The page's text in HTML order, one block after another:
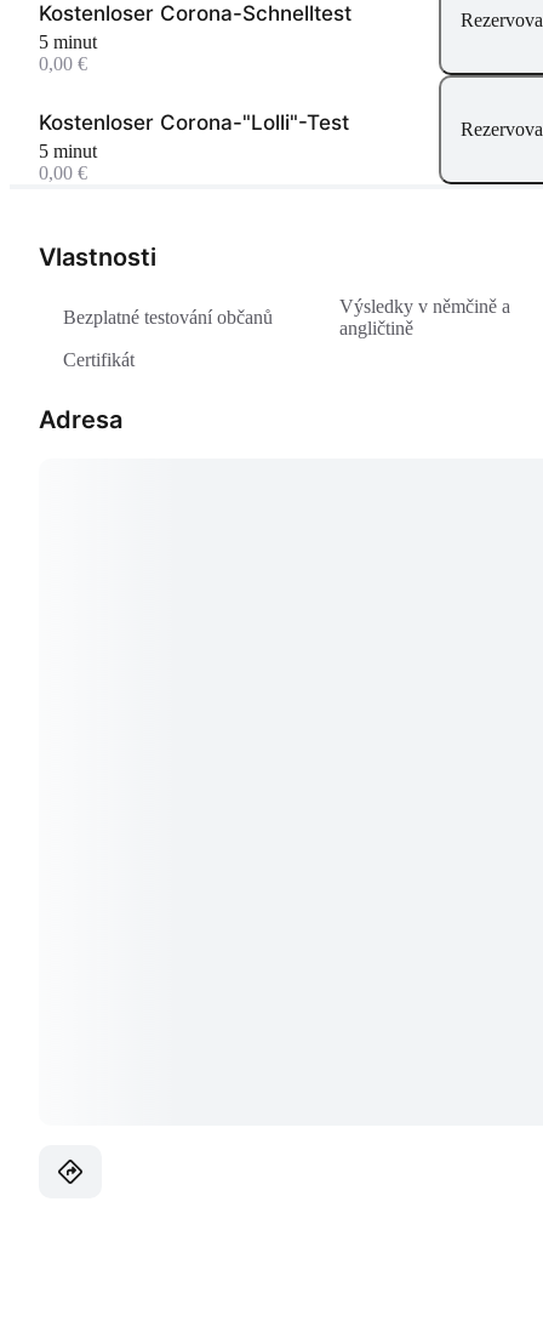
Vlastnosti
Bezplatné testování občanů
Výsledky v němčině a
angličtině
Certifikát
Adresa
Kostenloser Corona-Schnelltest
5 minut
0,00 €
Kostenloser Corona-"Lolli"-Test
5 minut
0,00 €